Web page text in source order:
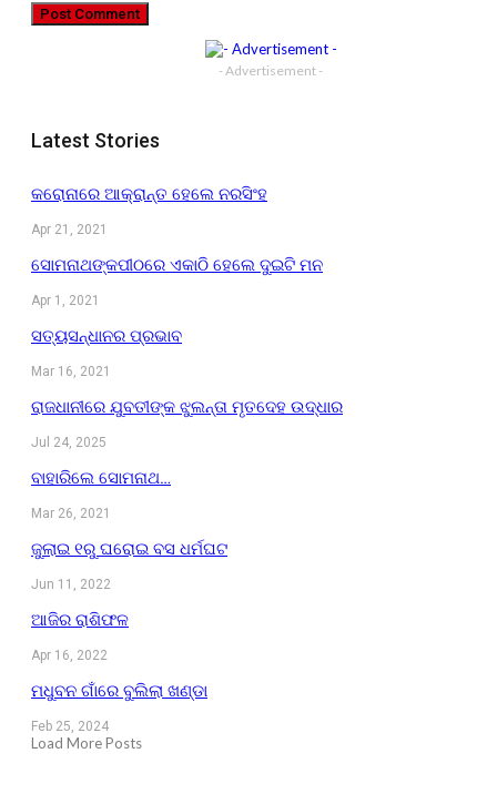
- Advertisement -
Latest Stories
କରୋନାରେ ଆକ୍ରାନ୍ତ ହେଲେ ନରସିଂହ
Apr 21, 2021
ସୋମନାଥଙ୍କପୀଠରେ ଏକାଠି ହେଲେ ଦୁଇଟି ମନ
Apr 1, 2021
ସତ୍ୟସନ୍ଧାନର ପ୍ରଭାବ
Mar 16, 2021
ରାଜଧାନୀରେ ଯୁବତୀଙ୍କ ଝୁଲନ୍ତା ମୃତଦେହ ଉଦ୍ଧାର
Jul 24, 2025
ବାହାରିଲେ ସୋମନାଥ…
Mar 26, 2021
ଜୁଲାଇ ୧ରୁ ଘରୋଇ ବସ ଧର୍ମଘଟ
Jun 11, 2022
ଆଜିର ରାଶିଫଳ
Apr 16, 2022
ମଧୁବନ ଗାଁରେ ବୁଲିଲା ଖଣ୍ଡା
Feb 25, 2024
Load More Posts